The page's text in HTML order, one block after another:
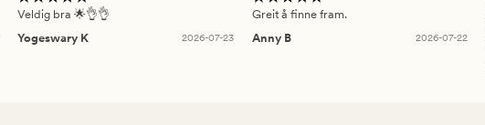
Veldig bra 🌟👌👌
Yogeswary K
2026-07-23
Greit å finne fram.
Anny B
2026-07-22